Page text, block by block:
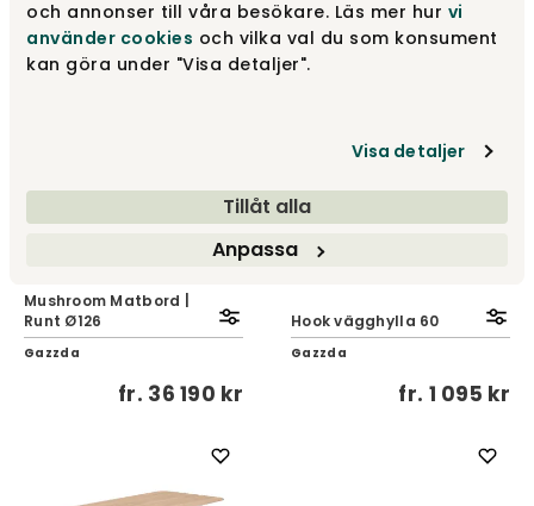
och annonser till våra besökare. Läs mer hur vi
använder cookies och vilka val du som konsument
kan göra under "Visa detaljer".
Visa detaljer
Tillåt alla
Anpassa
fr. 3 850 kr fr.7 150 kr
Mushroom Matbord |
Runt Ø126
Gazzda
fr. 36 190 kr
Hook vägghylla 60
Gazzda
fr. 1 095 kr